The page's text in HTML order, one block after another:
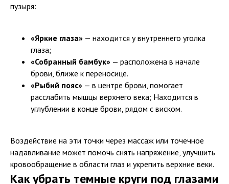
пузыря:
«Яркие глаза» — находится у внутреннего уголка
глаза;
«Собранный бамбук» — расположена в начале
брови, ближе к переносице.
«Рыбий пояс» — в центре брови, помогает
расслабить мышцы верхнего века; Находится в
углублении в конце брови, рядом с виском.
Воздействие на эти точки через массаж или точечное
надавливание может помочь снять напряжение, улучшить
кровообращение в области глаз и укрепить верхние веки.
Как убрать темные круги под глазами